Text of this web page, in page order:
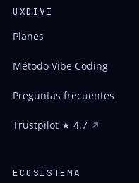
UXDIVI
Planes
Método Vibe Coding
Preguntas frecuentes
Trustpilot ★ 4.7
ECOSISTEMA